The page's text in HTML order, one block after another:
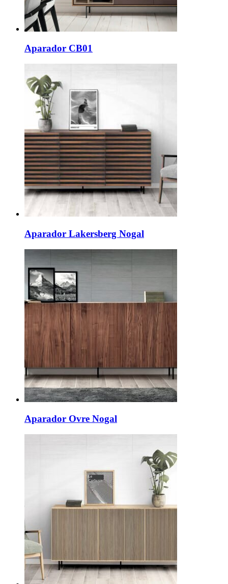
Aparador CB01
Aparador Lakersberg Nogal
Aparador Ovre Nogal